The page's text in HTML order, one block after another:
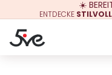
☀️
ENTDECKE